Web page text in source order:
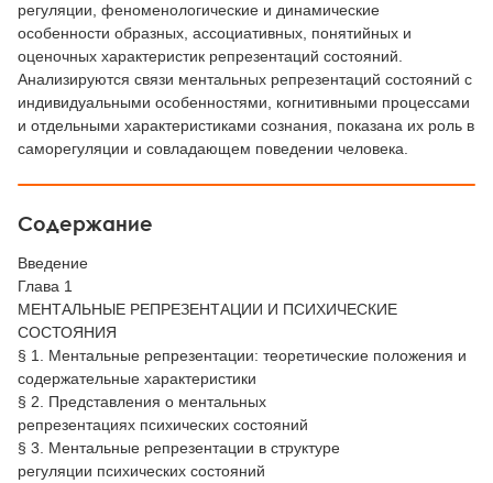
регуляции, феноменологические и динамические
особенности образных, ассоциативных, понятийных и
оценочных характеристик репрезентаций состояний.
Анализируются связи ментальных репрезентаций состояний с
индивидуальными особенностями, когнитивными процессами
и отдельными характеристиками сознания, показана их роль в
саморегуляции и совладающем поведении человека.
Содержание
Введение
Глава 1
МЕНТАЛЬНЫЕ РЕПРЕЗЕНТАЦИИ И ПСИХИЧЕСКИЕ
СОСТОЯНИЯ
§ 1. Ментальные репрезентации: теоретические положения и
содержательные характеристики
§ 2. Представления о ментальных
репрезентациях психических состояний
§ 3. Ментальные репрезентации в структуре
регуляции психических состояний